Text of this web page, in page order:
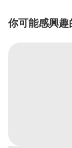
你可能感興趣